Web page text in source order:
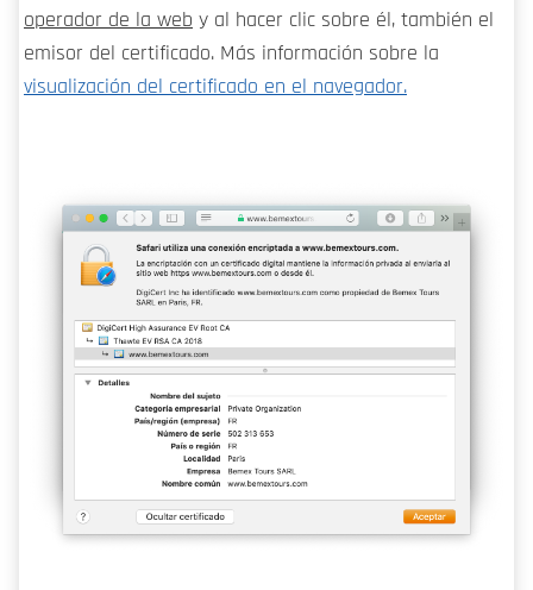
operador de la web y al hacer clic sobre él, también el
emisor del certificado. Más información sobre la
visualización del certificado en el navegador.